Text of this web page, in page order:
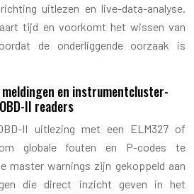
uitlezen en live-data-analyse.
tijd en voorkomt het wissen van
de onderliggende oorzaak is
en instrumentcluster-
II readers
II uitlezing met een ELM327 of
globale fouten en P-codes te
master warnings zijn gekoppeld aan
die direct inzicht geven in het